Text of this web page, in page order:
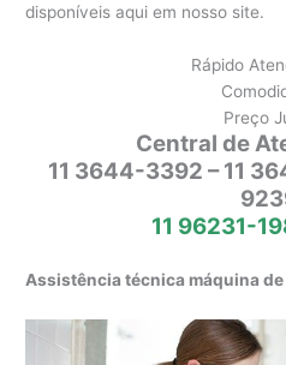
disponíveis aqui em nosso site.
Rápido
Preço
Central de
11 3644-3392 – 11
11 96231-
Assistência técnica máquina de